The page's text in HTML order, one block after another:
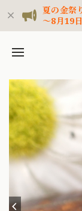
夏の金祭
～8月19